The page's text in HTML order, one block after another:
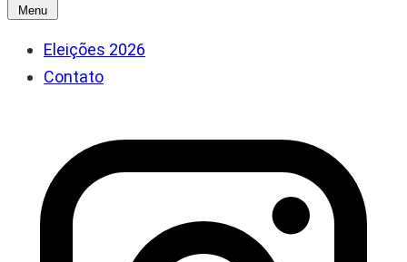
Menu
Eleições 2026
Contato